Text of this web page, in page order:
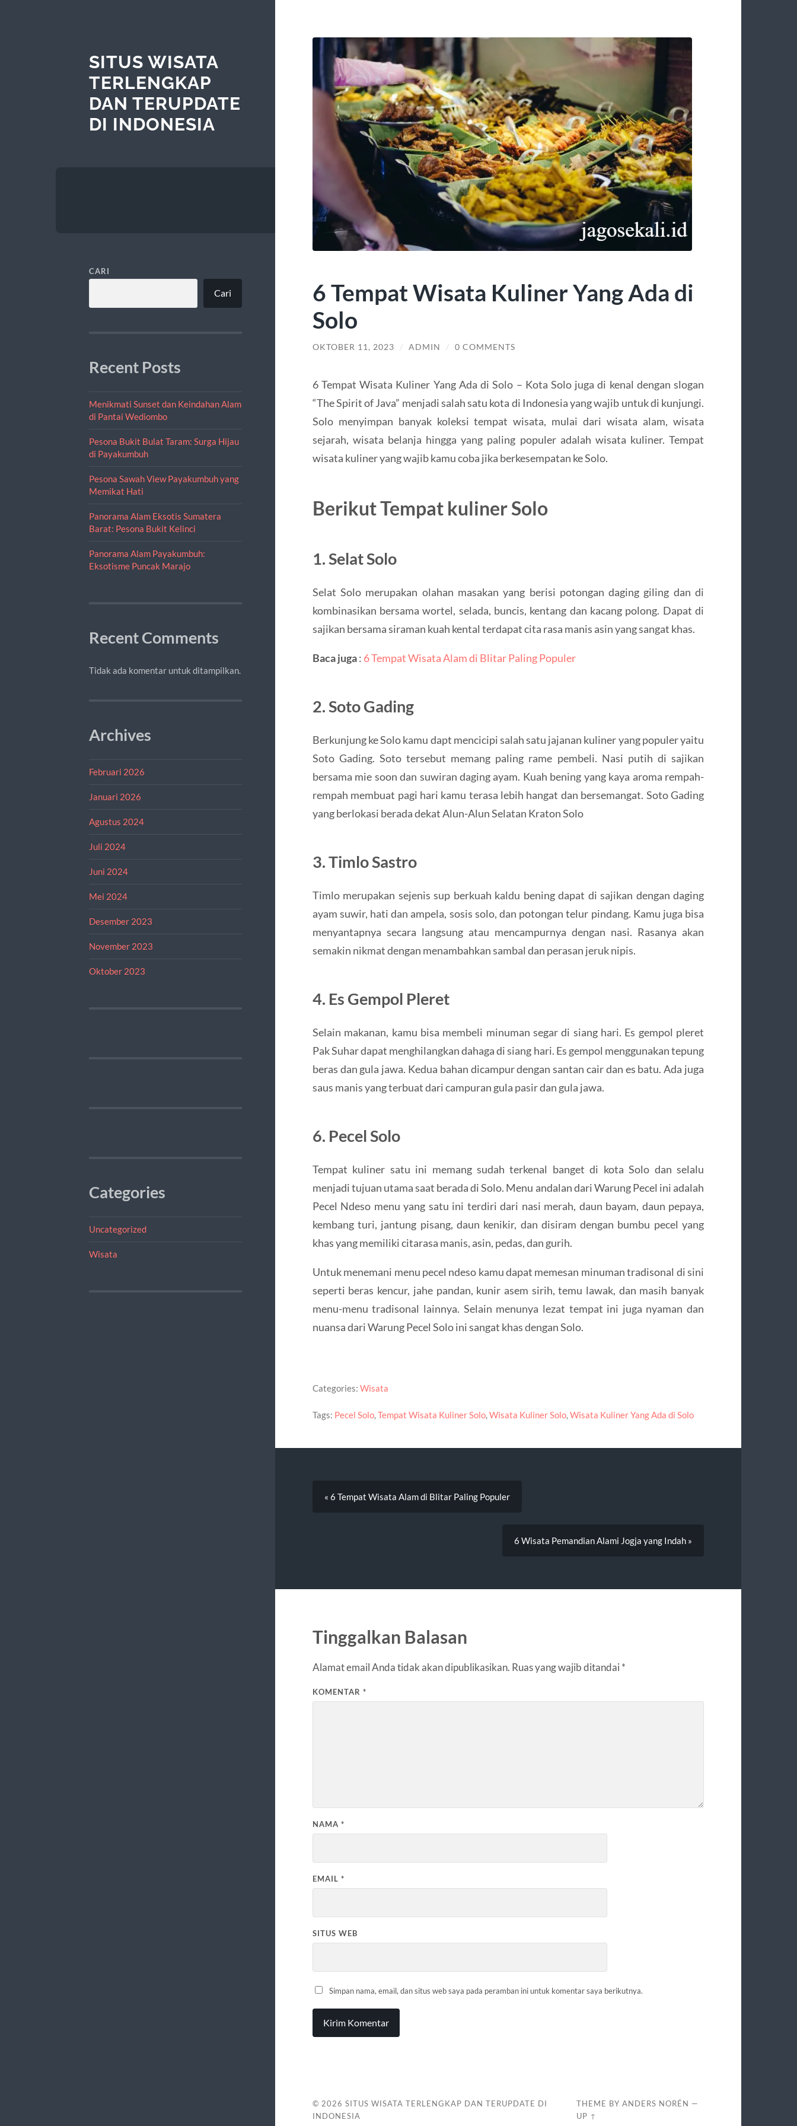
SITUS WISATA
TERLENGKAP
DAN TERUPDATE
DI INDONESIA
CARI
Cari
Recent Posts
Menikmati Sunset dan Keindahan Alam
di Pantai Wediombo
Pesona Bukit Bulat Taram: Surga Hijau
di Payakumbuh
Pesona Sawah View Payakumbuh yang
Memikat Hati
Panorama Alam Eksotis Sumatera
Barat: Pesona Bukit Kelinci
Panorama Alam Payakumbuh:
Eksotisme Puncak Marajo
Recent Comments
Tidak ada komentar untuk ditampilkan.
Archives
Februari 2026
Januari 2026
Agustus 2024
Juli 2024
Juni 2024
Mei 2024
Desember 2023
November 2023
Oktober 2023
Categories
Uncategorized
Wisata
6 Tempat Wisata Kuliner Yang Ada di
Solo
OKTOBER 11, 2023 / ADMIN / 0 COMMENTS
6 Tempat Wisata Kuliner Yang Ada di Solo – Kota Solo juga di kenal dengan slogan
“The Spirit of Java” menjadi salah satu kota di Indonesia yang wajib untuk di kunjungi.
Solo menyimpan banyak koleksi tempat wisata, mulai dari wisata alam, wisata
sejarah, wisata belanja hingga yang paling populer adalah wisata kuliner. Tempat
wisata kuliner yang wajib kamu coba jika berkesempatan ke Solo.
Berikut Tempat kuliner Solo
1. Selat Solo
Selat Solo merupakan olahan masakan yang berisi potongan daging giling dan di
kombinasikan bersama wortel, selada, buncis, kentang dan kacang polong. Dapat di
sajikan bersama siraman kuah kental terdapat cita rasa manis asin yang sangat khas.
Baca juga: 6 Tempat Wisata Alam di Blitar Paling Populer
2. Soto Gading
Berkunjung ke Solo kamu dapt mencicipi salah satu jajanan kuliner yang populer yaitu
Soto Gading. Soto tersebut memang paling rame pembeli. Nasi putih di sajikan
bersama mie soon dan suwiran daging ayam. Kuah bening yang kaya aroma rempah-
rempah membuat pagi hari kamu terasa lebih hangat dan bersemangat. Soto Gading
yang berlokasi berada dekat Alun-Alun Selatan Kraton Solo
3. Timlo Sastro
Timlo merupakan sejenis sup berkuah kaldu bening dapat di sajikan dengan daging
ayam suwir, hati dan ampela, sosis solo, dan potongan telur pindang. Kamu juga bisa
menyantapnya secara langsung atau mencampurnya dengan nasi. Rasanya akan
semakin nikmat dengan menambahkan sambal dan perasan jeruk nipis.
4. Es Gempol Pleret
Selain makanan, kamu bisa membeli minuman segar di siang hari. Es gempol pleret
Pak Suhar dapat menghilangkan dahaga di siang hari. Es gempol menggunakan tepung
beras dan gula jawa. Kedua bahan dicampur dengan santan cair dan es batu. Ada juga
saus manis yang terbuat dari campuran gula pasir dan gula jawa.
6. Pecel Solo
Tempat kuliner satu ini memang sudah terkenal banget di kota Solo dan selalu
menjadi tujuan utama saat berada di Solo. Menu andalan dari Warung Pecel ini adalah
Pecel Ndeso menu yang satu ini terdiri dari nasi merah, daun bayam, daun pepaya,
kembang turi, jantung pisang, daun kenikir, dan disiram dengan bumbu pecel yang
khas yang memiliki citarasa manis, asin, pedas, dan gurih.
Untuk menemani menu pecel ndeso kamu dapat memesan minuman tradisonal di sini
seperti beras kencur, jahe pandan, kunir asem sirih, temu lawak, dan masih banyak
menu-menu tradisonal lainnya. Selain menunya lezat tempat ini juga nyaman dan
nuansa dari Warung Pecel Solo ini sangat khas dengan Solo.
Categories: Wisata
Tags: Pecel Solo,Tempat Wisata Kuliner Solo,Wisata Kuliner Solo,Wisata Kuliner Yang Ada di Solo
« 6 Tempat Wisata Alam di Blitar Paling Populer
6 Wisata Pemandian Alami Jogja yang Indah »
Tinggalkan Balasan
Alamat email Anda tidak akan dipublikasikan. Ruas yang wajib ditandai *
KOMENTAR *
NAMA *
EMAIL *
SITUS WEB
Simpan nama, email, dan situs web saya pada peramban ini untuk komentar saya berikutnya.
© 2026 SITUS WISATA TERLENGKAP DAN TERUPDATE DI
INDONESIA
THEME BY ANDERS NORÉN —
UP ↑